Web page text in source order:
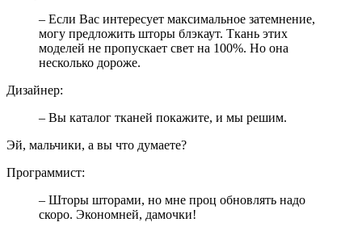
– Если Вас интересует максимальное затемнение,
могу предложить шторы блэкаут. Ткань этих
моделей не пропускает свет на 100%. Но она
несколько дороже.
Дизайнер:
– Вы каталог тканей покажите, и мы решим.
Эй, мальчики, а вы что думаете?
Программист:
– Шторы шторами, но мне проц обновлять надо
скоро. Экономней, дамочки!